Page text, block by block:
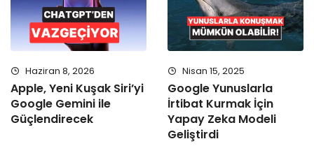
Haziran 8, 2026
Apple, Yeni Kuşak Siri’yi
Google Gemini ile
Güçlendirecek
Nisan 15, 2025
Google Yunuslarla
İrtibat Kurmak İçin
Yapay Zeka Modeli
Geliştirdi